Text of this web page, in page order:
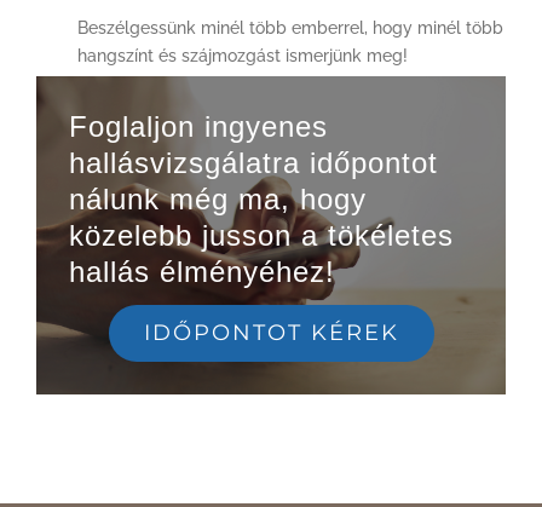
Beszélgessünk minél több emberrel, hogy minél több
hangszínt és szájmozgást ismerjünk meg!
Foglaljon ingyenes
hallásvizsgálatra időpontot
nálunk még ma, hogy
közelebb jusson a tökéletes
hallás élményéhez!
IDŐPONTOT KÉREK